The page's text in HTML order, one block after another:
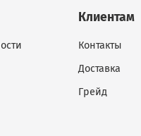
Клиентам
Контакты
Доставка
Грейд